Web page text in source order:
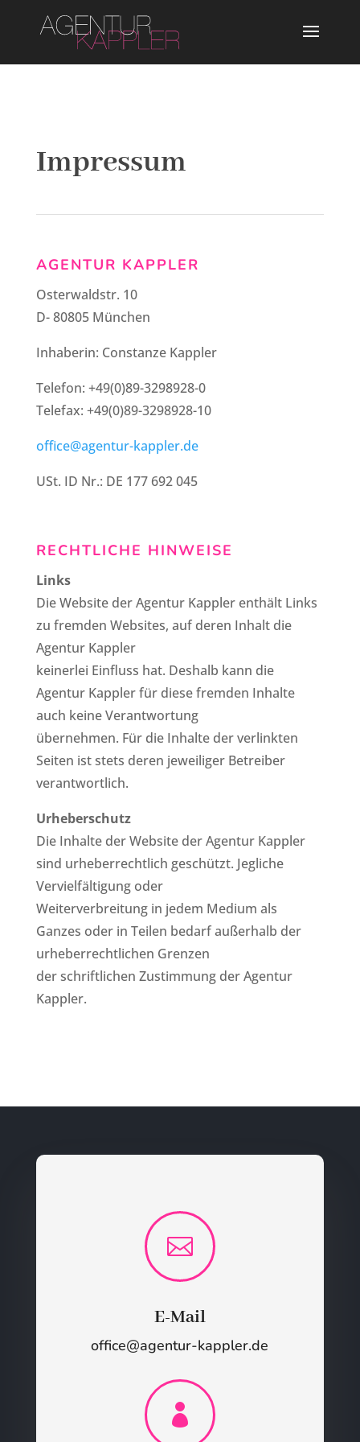
Impressum
AGENTUR KAPPLER
Osterwaldstr. 10
D- 80805 München
Inhaberin: Constanze Kappler
Telefon: +49(0)89-3298928-0
Telefax: +49(0)89-3298928-10
office@agentur-kappler.de
USt. ID Nr.: DE 177 692 045
RECHTLICHE HINWEISE
Links
Die Website der Agentur Kappler enthält Links
zu fremden Websites, auf deren Inhalt die
Agentur Kappler
keinerlei Einfluss hat. Deshalb kann die
Agentur Kappler für diese fremden Inhalte
auch keine Verantwortung
übernehmen. Für die Inhalte der verlinkten
Seiten ist stets deren jeweiliger Betreiber
verantwortlich.
Urheberschutz
Die Inhalte der Website der Agentur Kappler
sind urheberrechtlich geschützt. Jegliche
Vervielfältigung oder
Weiterverbreitung in jedem Medium als
Ganzes oder in Teilen bedarf außerhalb der
urheberrechtlichen Grenzen
der schriftlichen Zustimmung der Agentur
Kappler.

E-Mail
office@agentur-kappler.de
